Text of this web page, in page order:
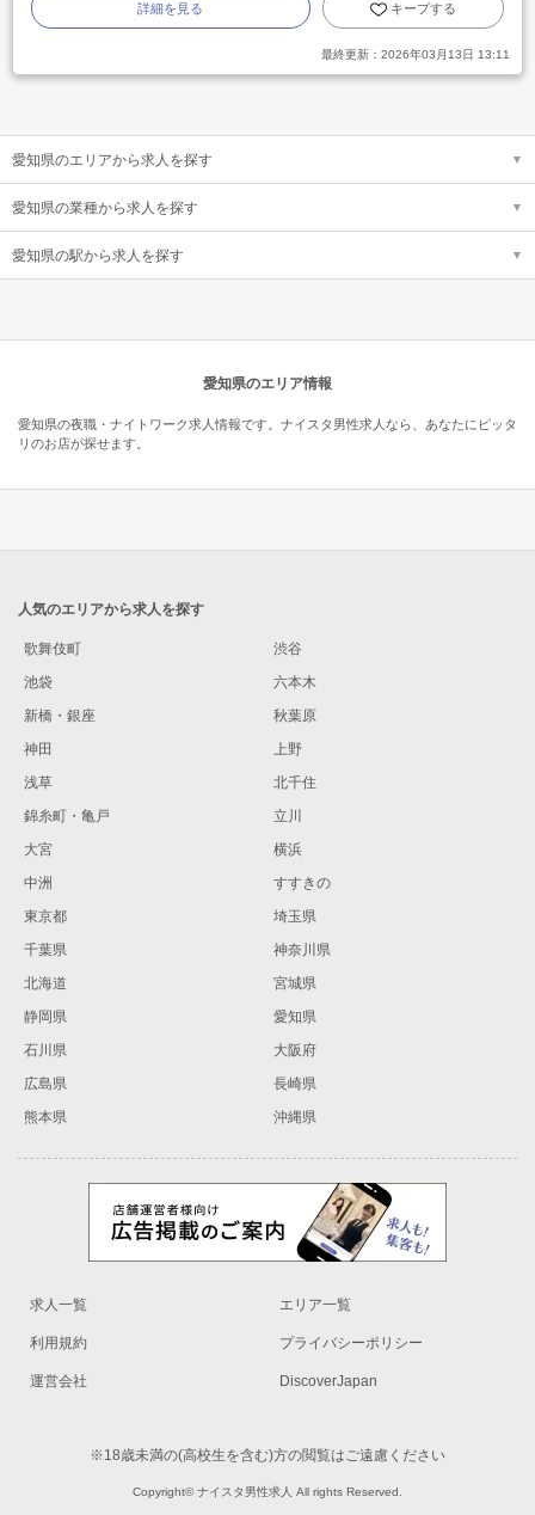
詳細を見る キープする
最終更新： 2026年03月13日 13:11
愛知県のエリアから求人を探す
愛知県の業種から求人を探す
愛知県の駅から求人を探す
愛知県のエリア情報
愛知県の夜職・ナイトワーク求人情報です。ナイスタ男性求人なら、あなたにピッタ
リのお店が探せます。
人気のエリアから求人を探す
歌舞伎町
渋谷
池袋
六本木
新橋・銀座
秋葉原
神田
上野
浅草
北千住
錦糸町・亀戸
立川
大宮
横浜
中洲
すすきの
東京都
埼玉県
千葉県
神奈川県
北海道
宮城県
静岡県
愛知県
石川県
大阪府
広島県
長崎県
熊本県
沖縄県
求人一覧 エリア一覧
利用規約 プライバシーポリシー
運営会社 DiscoverJapan
※18歳未満の(高校生を含む)方の閲覧はご遠慮ください
Copyright© ナイスタ男性求人 All rights Reserved.